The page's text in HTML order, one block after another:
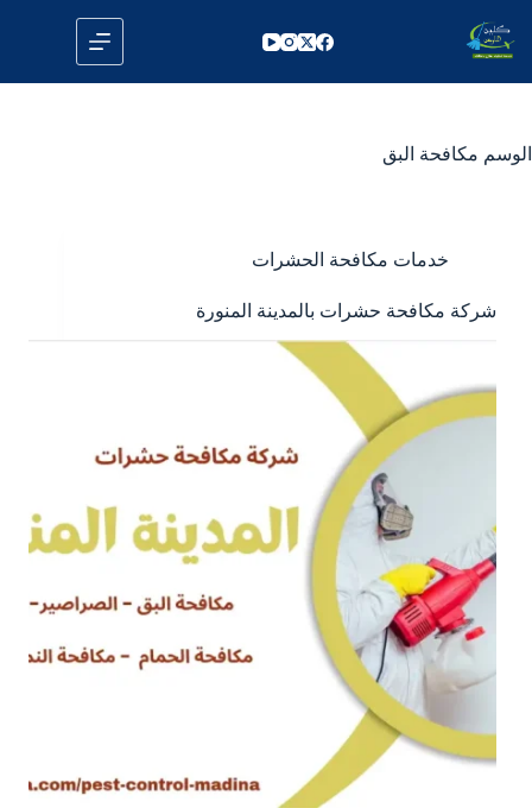
إلى
المحتوى
الوسم مكافحة البق
خدمات مكافحة الحشرات
شركة مكافحة حشرات بالمدينة المنورة